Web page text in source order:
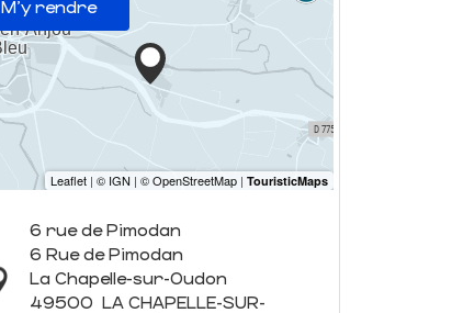
M'y rendre
6 rue de Pimodan
6 Rue de Pimodan
La Chapelle-sur-Oudon
49500 LA CHAPELLE-SUR-